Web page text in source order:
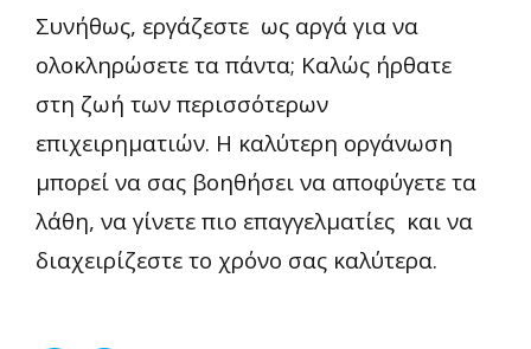
Συνήθως, εργάζεστε ως αργά για να
ολοκληρώσετε τα πάντα; Καλώς ήρθατε
στη ζωή των περισσότερων
επιχειρηματιών. Η καλύτερη οργάνωση
μπορεί να σας βοηθήσει να αποφύγετε τα
λάθη, να γίνετε πιο επαγγελματίες και να
διαχειρίζεστε το χρόνο σας καλύτερα.